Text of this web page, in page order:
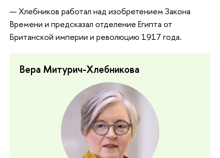
Хлебников работал над изобретением Закона
Времени и предсказал отделение Египта от
Британской империи и революцию 1917 года.
Вера Митурич-Хлебникова